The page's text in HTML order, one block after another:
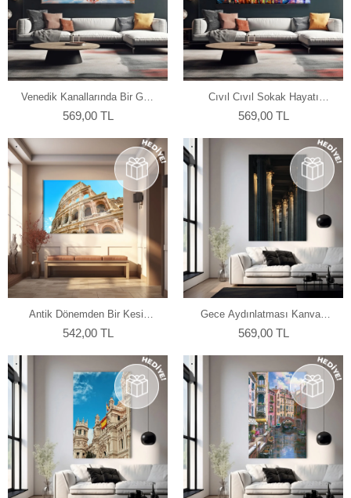
Venedik Kanallarında Bir Gün
Kanvas Tablo
569,00 TL
Cıvıl Cıvıl Sokak Hayatı
Kanvas Tablo
569,00 TL
Antik Dönemden Bir Kesit
Kanvas Tablo
542,00 TL
Gece Aydınlatması Kanvas
Tablo
569,00 TL